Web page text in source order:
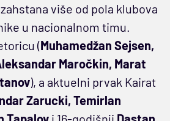
više od pola klubova
u nacionalnom timu.
(Muhamedžan Sejsen,
Maročkin, Marat
), a aktuelni prvak Kairat
Zarucki, Temirlan